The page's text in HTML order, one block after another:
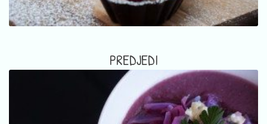
PREDJEDI